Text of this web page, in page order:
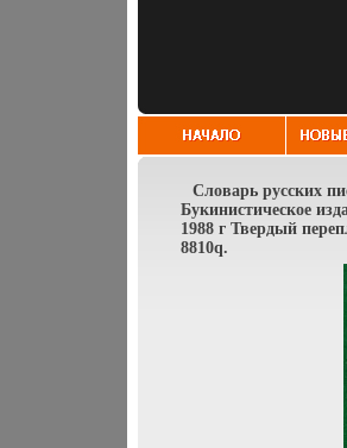
Словарь русских
Букинистическое
1988 г Твердый
8810q.